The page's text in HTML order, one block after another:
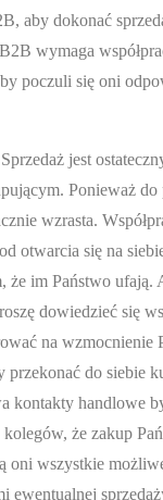
aby dokonać
wymaga
poczuli się oni
jest
Ponieważ
wzrasta.
otwarcia się na
im Państwo ufają.
dowiedzieć się
na wzmocnienie
przekonać do siebie
kontakty handlowe
że zakup
oni wszystkie
ewentualnej